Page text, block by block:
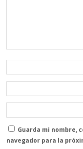
Guarda mi nombre,
navegador para la